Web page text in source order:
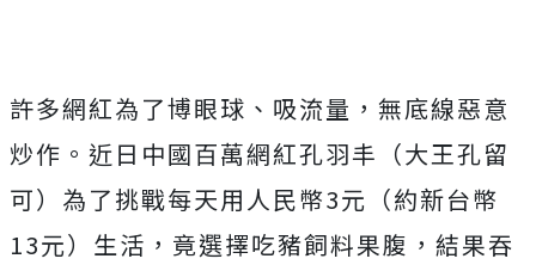
許多網紅為了博眼球、吸流量，無底線惡意
炒作。近日中國百萬網紅孔羽丰（大王孔留
可）為了挑戰每天用人民幣3元（約新台幣
13元）生活，竟選擇吃豬飼料果腹，結果吞